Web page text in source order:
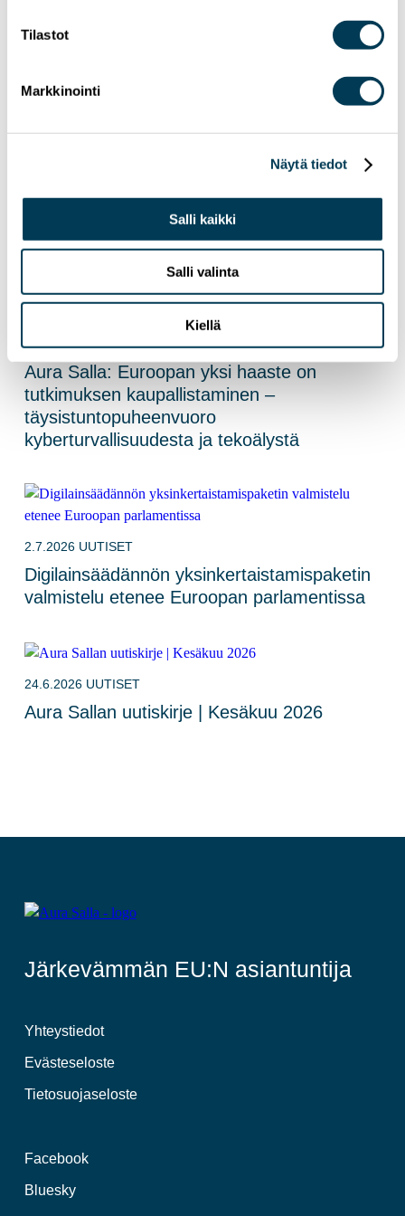
Tilastot
Markkinointi
Näytä tiedot
Salli kaikki
Salli valinta
Kiellä
Aura
Aura Sallan uutiskirje | Heinäkuu 2026
9.7.2026 UUTISET
Aura Salla: Euroopan yksi haaste on
tutkimuksen kaupallistaminen –
täysistuntopuheenvuoro
kyberturvallisuudesta ja tekoälystä
2.7.2026 UUTISET
Digilainsäädännön yksinkertaistamispaketin
valmistelu etenee Euroopan parlamentissa
24.6.2026 UUTISET
Aura Sallan uutiskirje | Kesäkuu 2026
Järkevämmän EU:N asiantuntija
Yhteystiedot
Evästeseloste
Tietosuojaseloste
Facebook
Bluesky